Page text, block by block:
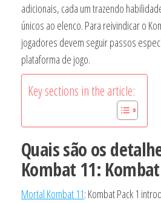
adicionais, cada um trazendo
únicos ao elenco. Para reivindicar o
jogadores devem seguir passos
plataforma de jogo.
Key sections in the article:
Quais são os
Kombat 11:
Mortal Kombat 11: Kombat Pack 1